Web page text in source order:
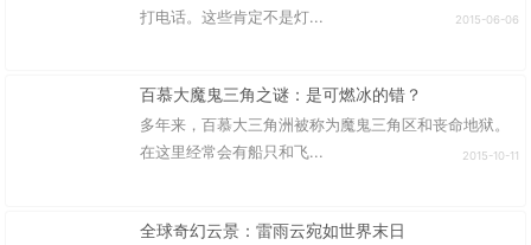
打电话。这些肯定不是灯...
2015-06-06
百慕大魔鬼三角之谜：是可燃冰的错？
多年来，百慕大三角洲被称为魔鬼三角区和丧命地狱。
在这里经常会有船只和飞...
2015-10-11
全球奇幻云景：雷雨云宛如世界末日